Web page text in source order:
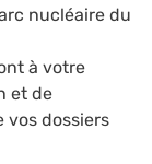
nucléaire du
à votre
et de
vos dossiers